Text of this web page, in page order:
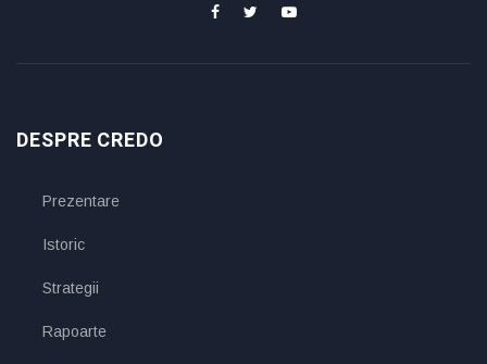
DESPRE CREDO
Prezentare
Istoric
Strategii
Rapoarte